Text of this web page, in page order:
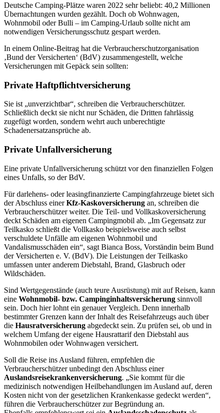
Deutsche Camping-Plätze waren 2022 sehr beliebt: 40,2 Millionen
Übernachtungen wurden gezählt. Doch ob Wohnwagen,
Wohnmobil oder Bulli – im Camping-Urlaub sollte nicht am
notwendigen Versicherungsschutz gespart werden.
In einem Online-Beitrag hat die Verbraucherschutzorganisation
‚Bund der Versicherten‘ (BdV) zusammengestellt, welche
Versicherungen mit Gepäck sein sollten:
Private Haftpflichtversicherung
Sie ist „unverzichtbar“, schreiben die Verbraucherschützer.
Schließlich deckt sie nicht nur Schäden, die Dritten fahrlässig
zugefügt worden, sondern wehrt auch unberechtigte
Schadenersatzansprüche ab.
Private Unfallversicherung
Eine private Unfallversicherung schützt vor den finanziellen Folgen
eines Unfalls, so der BdV.
Für darlehens- oder leasingfinanzierte Campingfahrzeuge bietet sich
der Abschluss einerKfz-Kaskoversicherung an, schreiben die
Verbraucherschützer weiter. Die Teil- und Vollkaskoversicherung
deckt Schäden am eigenen Campingmobil ab. „Im Gegensatz zur
Teilkasko schließt die Vollkasko beispielsweise auch selbst
verschuldete Unfälle am eigenen Wohnmobil und
Vandalismusschäden ein“, sagt Bianca Boss, Vorständin beim Bund
der Versicherten e. V. (BdV). Die Leistungen der Teilkasko
umfassen unter anderem Diebstahl, Brand, Glasbruch oder
Wildschäden.
Sind Wertgegenstände (auch teure Ausrüstung) mit auf Reisen, kann
eine Wohnmobil- bzw. Campinginhaltsversicherung sinnvoll
sein. Doch hier lohnt ein genauer Vergleich. Denn innerhalb
bestimmter Grenzen kann der Inhalt des Reisefahrzeugs auch über
die Hausratversicherung abgedeckt sein. Zu prüfen sei, ob und in
welchem Umfang der eigene Hausrattarif den Diebstahl aus
Wohnmobilen oder Wohnwagen versichert.
Soll die Reise ins Ausland führen, empfehlen die
Verbraucherschützer unbedingt den Abschluss einer
Auslandsreisekrankenversicherung. „Sie kommt für die
medizinisch notwendigen Heilbehandlungen im Ausland auf, deren
Kosten nicht von der gesetzlichen Krankenkasse gedeckt werden“,
führen die Verbraucherschützer zur Begründung an.